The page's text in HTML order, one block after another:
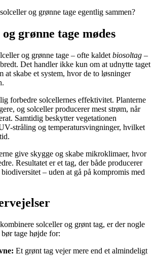
og grønne tage egentlig sammen?
grønne tage mødes
og grønne tage – ofte kaldet biosoltag –
Det handler ikke kun om at udnytte taget
at skabe et system, hvor de to løsninger
forbedre solcellernes effektivitet. Planterne
og solceller producerer mest strøm, når
Samtidig beskytter vegetationen
stråling og temperatursvingninger, hvilket
give skygge og skabe mikroklimaer, hvor
Resultatet er et tag, der både producerer
– uden at gå på kompromis med
solceller og grønt tag, er der nogle
tage højde for:
Et grønt tag vejer mere end et almindeligt